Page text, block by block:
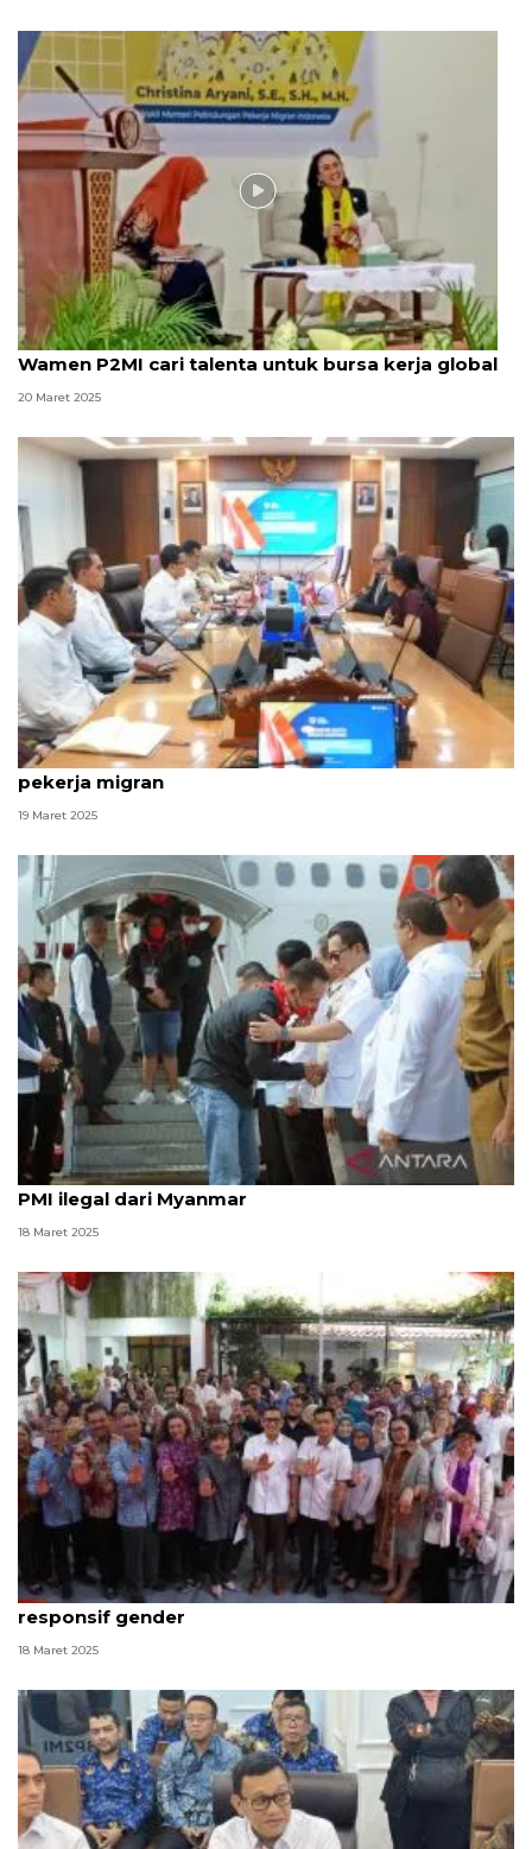
Video
Wamen P2MI cari talenta untuk bursa kerja global
20 Maret 2025
Menteri P2MI, Dubes Austria bahas penempatan
pekerja migran
19 Maret 2025
Menteri P2MI targetkan 3 hari pemeriksaan 554
PMI ilegal dari Myanmar
18 Maret 2025
Menteri P2MI benahi tata kelola PMI jadi lebih adil,
responsif gender
18 Maret 2025